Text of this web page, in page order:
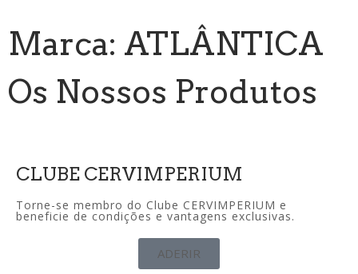
Marca: ATLÂNTICA
Os Nossos Produtos
CLUBE CERVIMPERIUM
Torne-se membro do Clube CERVIMPERIUM e
beneficie de condições e vantagens exclusivas.
ADERIR